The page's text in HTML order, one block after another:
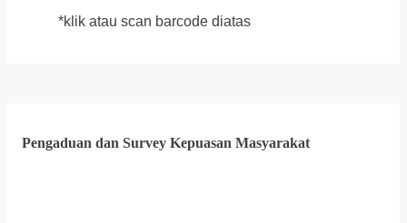
*klik atau scan barcode diatas
Pengaduan dan Survey Kepuasan Masyarakat